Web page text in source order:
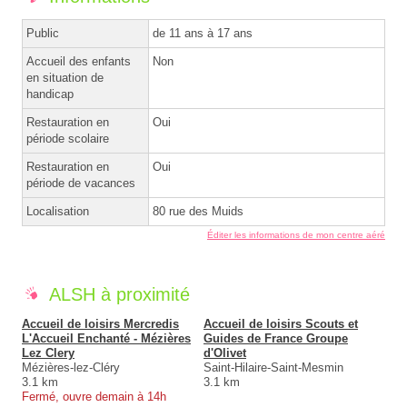
Public de 11 ans à 17 ans
Accueil des enfants
en situation de
handicap
Non
Restauration en
période scolaire
Oui
Restauration en
période de vacances
Oui
Localisation 80 rue des Muids
Éditer les informations de mon centre aéré
ALSH à proximité
Accueil de loisirs Mercredis
L'Accueil Enchanté - Mézières
Lez Clery
Mézières-lez-Cléry
3.1 km
Fermé, ouvre demain à 14h
Accueil de loisirs Scouts et
Guides de France Groupe
d'Olivet
Saint-Hilaire-Saint-Mesmin
3.1 km